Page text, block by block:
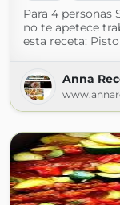
Para 4 personas
no te apetece
esta receta:
Anna